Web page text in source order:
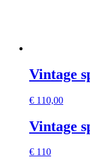
Vintage
€ 110,00
Vintage
€ 110